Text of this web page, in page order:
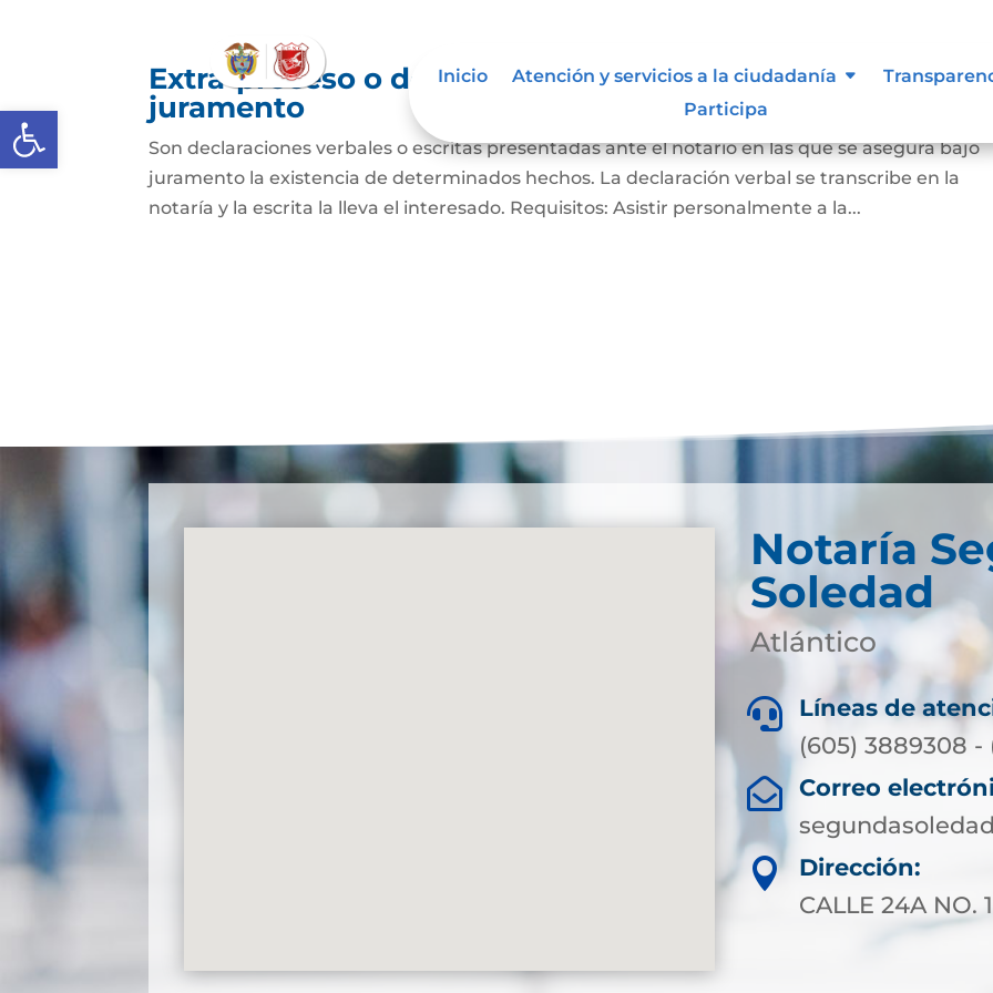
Abrir barra de herramientas
Inicio Atención y servicios a la ciudadanía
Participa
Extra-proceso o declaración bajo la gravedad de
juramento
Son declaraciones verbales o escritas presentadas ante el notario en las que se asegura bajo
juramento la existencia de determinados hechos. La declaración verbal se transcribe en la
notaría y la escrita la lleva el interesado. Requisitos: Asistir personalmente a la...
Notaría
Soledad
Atlántico

Líneas de
(605) 3889308 -

Correo

Dirección:
CALLE 24A NO.